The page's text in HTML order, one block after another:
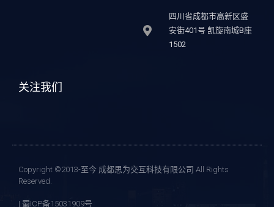
四川省成都市高新区盛
安街401号 凯旋南城B座
1502
关注我们
Copyright ©2013-至今 成都思为交互科技有限公司 All Rights
Reserved.
| 蜀ICP备15031909号